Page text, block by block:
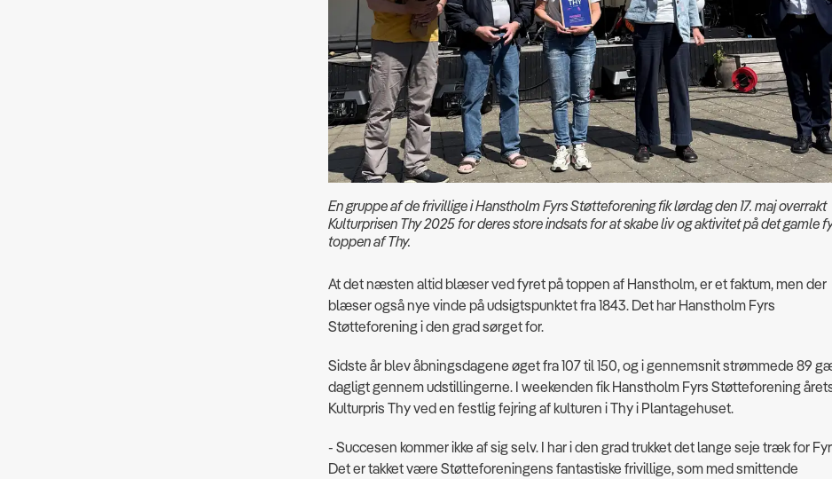
En gruppe af de frivillige i Hanstholm Fyrs Støtteforening fik lørdag den 17. maj overrakt
Kulturprisen Thy 2025 for deres store indsats for at skabe liv og aktivitet på det gamle
toppen af Thy.
At det næsten altid blæser ved fyret på toppen af Hanstholm, er et faktum, men der
blæser også nye vinde på udsigtspunktet fra 1843. Det har Hanstholm Fyrs
Støtteforening i den grad sørget for.
Sidste år blev åbningsdagene øget fra 107 til 150, og i gennemsnit strømmede 89
dagligt gennem udstillingerne. I weekenden fik Hanstholm Fyrs Støtteforening
Kulturpris Thy ved en festlig fejring af kulturen i Thy i Plantagehuset.
- Succesen kommer ikke af sig selv. I har i den grad trukket det lange seje træk for
Det er takket være Støtteforeningens fantastiske frivillige, som med smittende